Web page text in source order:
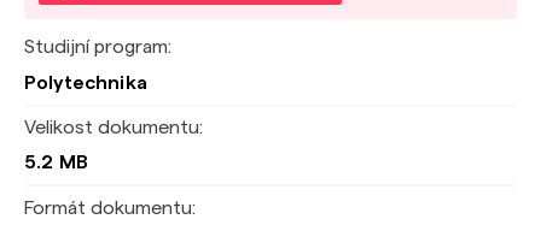
Studijní program:
Polytechnika
Velikost dokumentu:
5.2 MB
Formát dokumentu: